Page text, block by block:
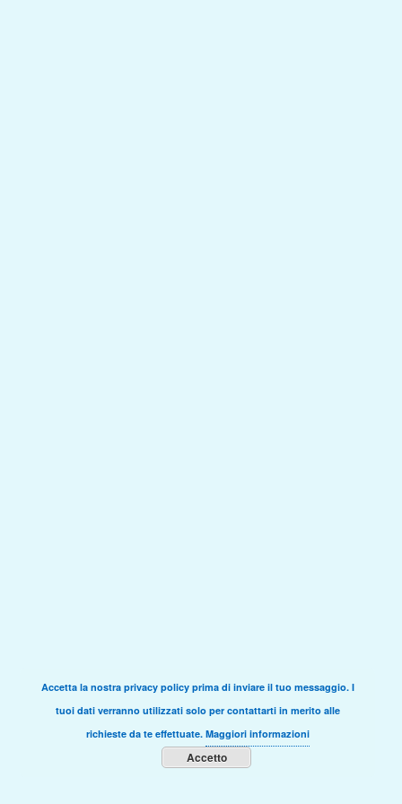
Accetta la nostra privacy policy prima di inviare il tuo messaggio. I
tuoi dati verranno utilizzati solo per contattarti in merito alle
richieste da te effettuate. Maggiori informazioni
Accetto